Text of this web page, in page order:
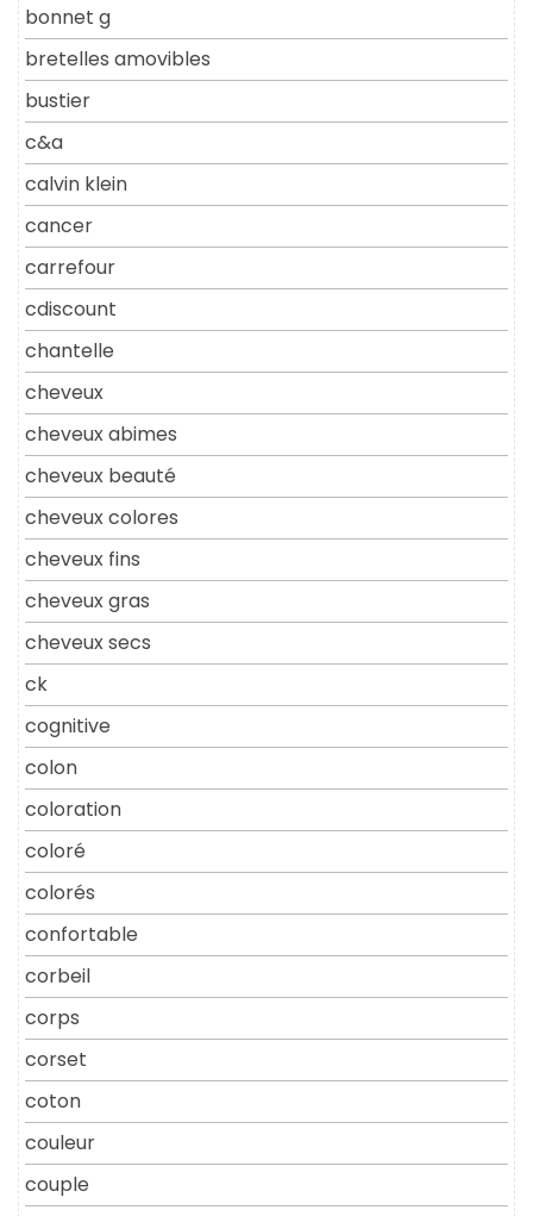
bonnet g
bretelles amovibles
bustier
c&a
calvin klein
cancer
carrefour
cdiscount
chantelle
cheveux
cheveux abimes
cheveux beauté
cheveux colores
cheveux fins
cheveux gras
cheveux secs
ck
cognitive
colon
coloration
coloré
colorés
confortable
corbeil
corps
corset
coton
couleur
couple